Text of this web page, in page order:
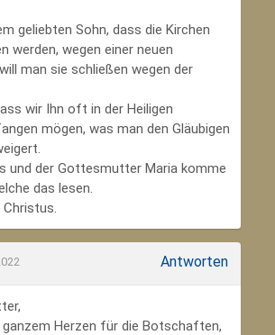
geliebten Sohn, dass die Kirchen
werden, wegen einer neuen
man sie schließen wegen der
wir Ihn oft in der Heiligen
mögen, was man den Gläubigen
und der Gottesmutter Maria komme
das lesen.
Antworten
ganzem Herzen für die Botschaften,